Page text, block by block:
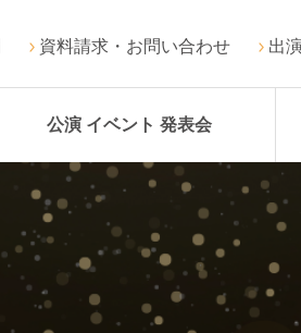
資料請求・お問い合わせ 出
公演 イベント 発表会